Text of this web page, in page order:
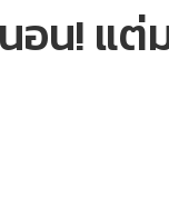
อน! แ